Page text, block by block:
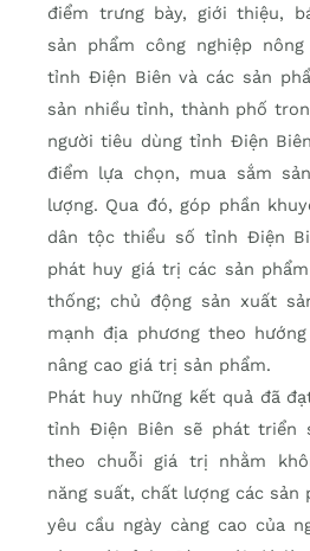
điểm trưng bày, giới thiệu,
sản phẩm công nghiệp
tỉnh Điện Biên và các sản
sản nhiều tỉnh, thành phố
người tiêu dùng tỉnh Điện
điểm lựa chọn, mua sắm
lượng. Qua đó, góp phần
dân tộc thiểu số tỉnh Điện
phát huy giá trị các sản
thống; chủ động sản xuất
mạnh địa phương theo
nâng cao giá trị sản phẩm.
Phát huy những kết quả đã
tỉnh Điện Biên sẽ phát triển
theo chuỗi giá trị nhằm
năng suất, chất lượng các sản
yêu cầu ngày càng cao của